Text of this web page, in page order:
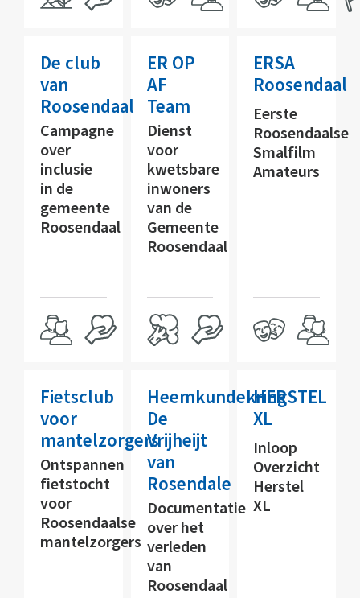
De club
van
Roosendaal
Campagne
over
inclusie
in de
gemeente
Roosendaal
ER OP
AF
Team
Dienst
voor
kwetsbare
inwoners
van de
Gemeente
Roosendaal
ERSA
Roosendaal
Eerste
Roosendaalse
Smalfilm
Amateurs
Fietsclub
voor
mantelzorgers
Ontspannen
fietstocht
voor
Roosendaalse
mantelzorgers
Heemkundekring
De
Vrijheijt
van
Rosendale
Documentatie
over het
verleden
van
Roosendaal
HERSTEL
XL
Inloop
Overzicht
Herstel
XL